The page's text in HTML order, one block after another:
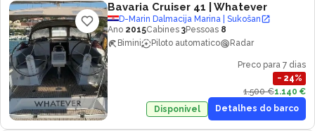
Bavaria Cruiser 41 | Whatever
D-Marin Dalmacija Marina | Sukošan
Ano 2015Cabines 3Pessoas 8
Bimini
Piloto automatico Radar
Preco para 7 dias
− 24%
1.500 €1.140 €
Disponivel
Detalhes do barco